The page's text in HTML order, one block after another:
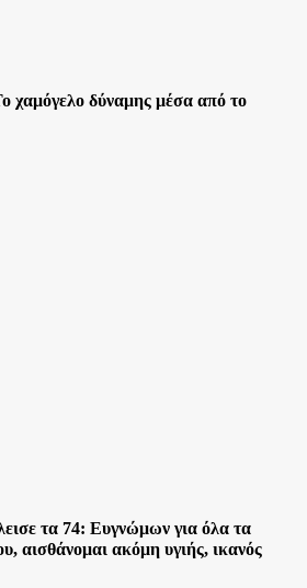
χαμόγελο δύναμης μέσα από το
τα 74: Ευγνώμων για όλα τα
αισθάνομαι ακόμη υγιής, ικανός